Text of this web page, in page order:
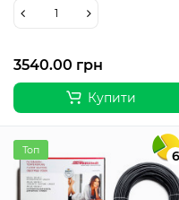
3540.00 грн
Купити
6
Топ